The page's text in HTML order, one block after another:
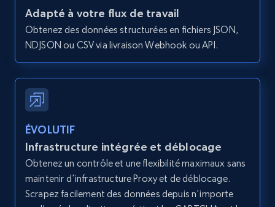
Zpid, City, State, HomeStatus, Address,
IsListingClaimedByCurrentSignedInUser,
IsCurrentSignedInAgentResponsible, Bedrooms,
and more.
Zillow properties listing information -
Search by parameters on zillow and use the
direct link as input
Zpid, City, State, HomeStatus, Address,
Adapté à votre flux de travail
Obtenez des données structurées en fichiers JSON,
NDJSON ou CSV via livraison Webhook ou API.
ÉVOLUTIF
Infrastructure intégrée et déblocage
Obtenez un contrôle et une flexibilité maximaux sans
maintenir d'infrastructure Proxy et de déblocage.
Scrapez facilement des données depuis n'importe